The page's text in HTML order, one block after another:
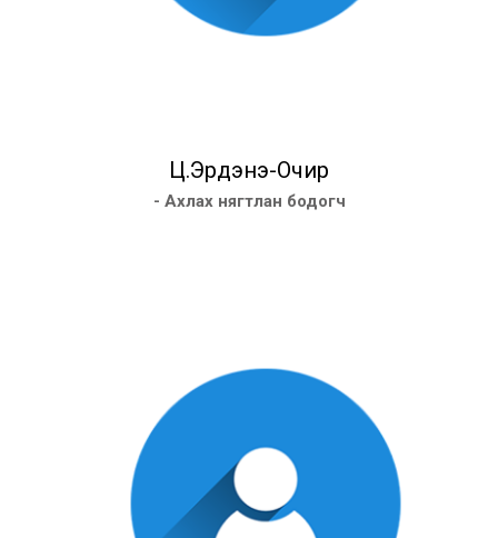
Ц.Эрдэнэ-Очир
- Ахлах нягтлан бодогч